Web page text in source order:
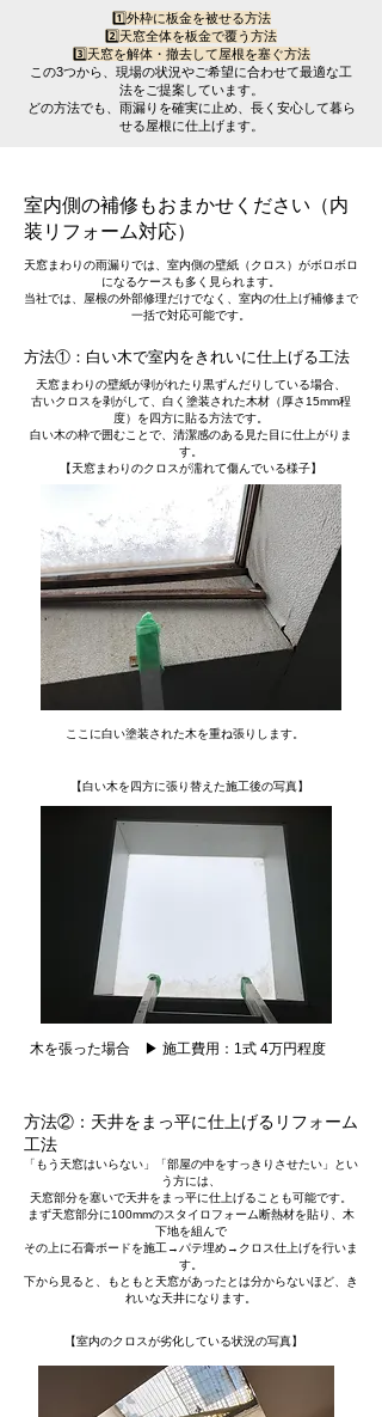
1️⃣外枠に板金を被せる方法
2️⃣天窓全体を板金で覆う方法
3️⃣天窓を解体・撤去して屋根を塞ぐ方法
この3つから、現場の状況やご希望に合わせて最適な工
法をご提案しています。
どの方法でも、雨漏りを確実に止め、長く安心して暮ら
せる屋根に仕上げます。
室内側の補修もおまかせください（内
装リフォーム対応）
天窓まわりの雨漏りでは、室内側の壁紙（クロス）がボロボロ
になるケースも多く見られます。
当社では、屋根の外部修理だけでなく、室内の仕上げ補修まで
一括で対応可能です。
方法①：白い木で室内をきれいに仕上げる工法
天窓まわりの壁紙が剥がれたり黒ずんだりしている場合、
古いクロスを剥がして、白く塗装された木材（厚さ15mm程
度）を四方に貼る方法です。
白い木の枠で囲むことで、清潔感のある見た目に仕上がりま
す。
【天窓まわりのクロスが濡れて傷んでいる様子】
​ここに白い塗装された木を重ね張りします。
【白い木を四方に張り替えた施工後の写真】
木を張った場合 ▶ 施工費用：1式 4万円程度
方法②：天井をまっ平に仕上げるリフォーム
工法
「もう天窓はいらない」「部屋の中をすっきりさせたい」とい
う方には、
天窓部分を塞いで天井をまっ平に仕上げることも可能です。
まず天窓部分に100mmのスタイロフォーム断熱材を貼り、木
下地を組んで
その上に石膏ボードを施工→パテ埋め→クロス仕上げを行いま
す。
下から見ると、もともと天窓があったとは分からないほど、き
れいな天井になります。
【室内のクロスが劣化している状況の写真】